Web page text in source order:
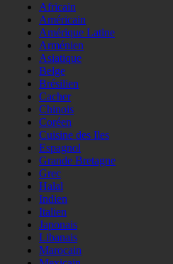
Africain
Américain
Amérique Latine
Arménien
Asiatique
Belge
Brésilien
Cacher
Chinois
Coréen
Cuisine des Iles
Espagnol
Grande Bretagne
Grec
Halal
Indien
Italien
Japonais
Libanais
Marocain